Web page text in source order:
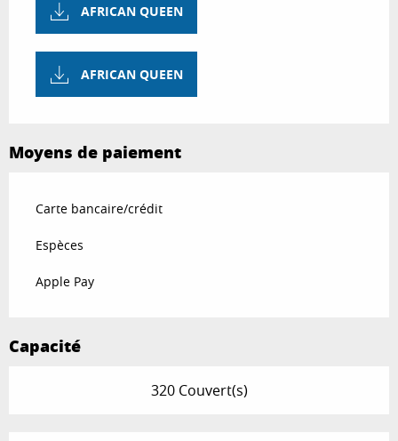
AFRICAN QUEEN
AFRICAN QUEEN
Moyens de paiement
Carte bancaire/crédit
Espèces
Apple Pay
Capacité
320 Couvert(s)